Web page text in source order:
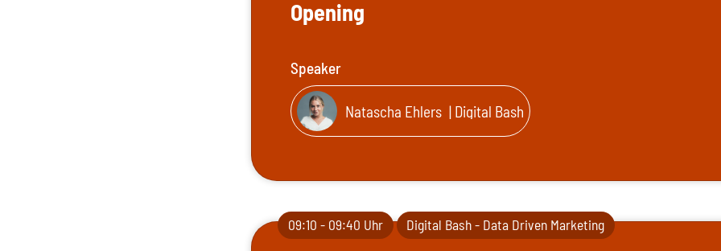
Opening
Speaker
Natascha Ehlers | Digital Bash
09:10 - 09:40 Uhr Digital Bash - Data Driven Marketing